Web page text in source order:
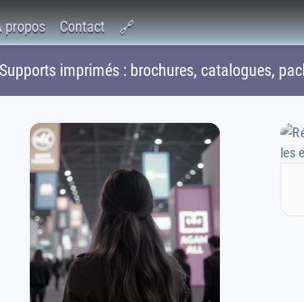
propos Contact 🔗
imprimés : brochures, catalogues,